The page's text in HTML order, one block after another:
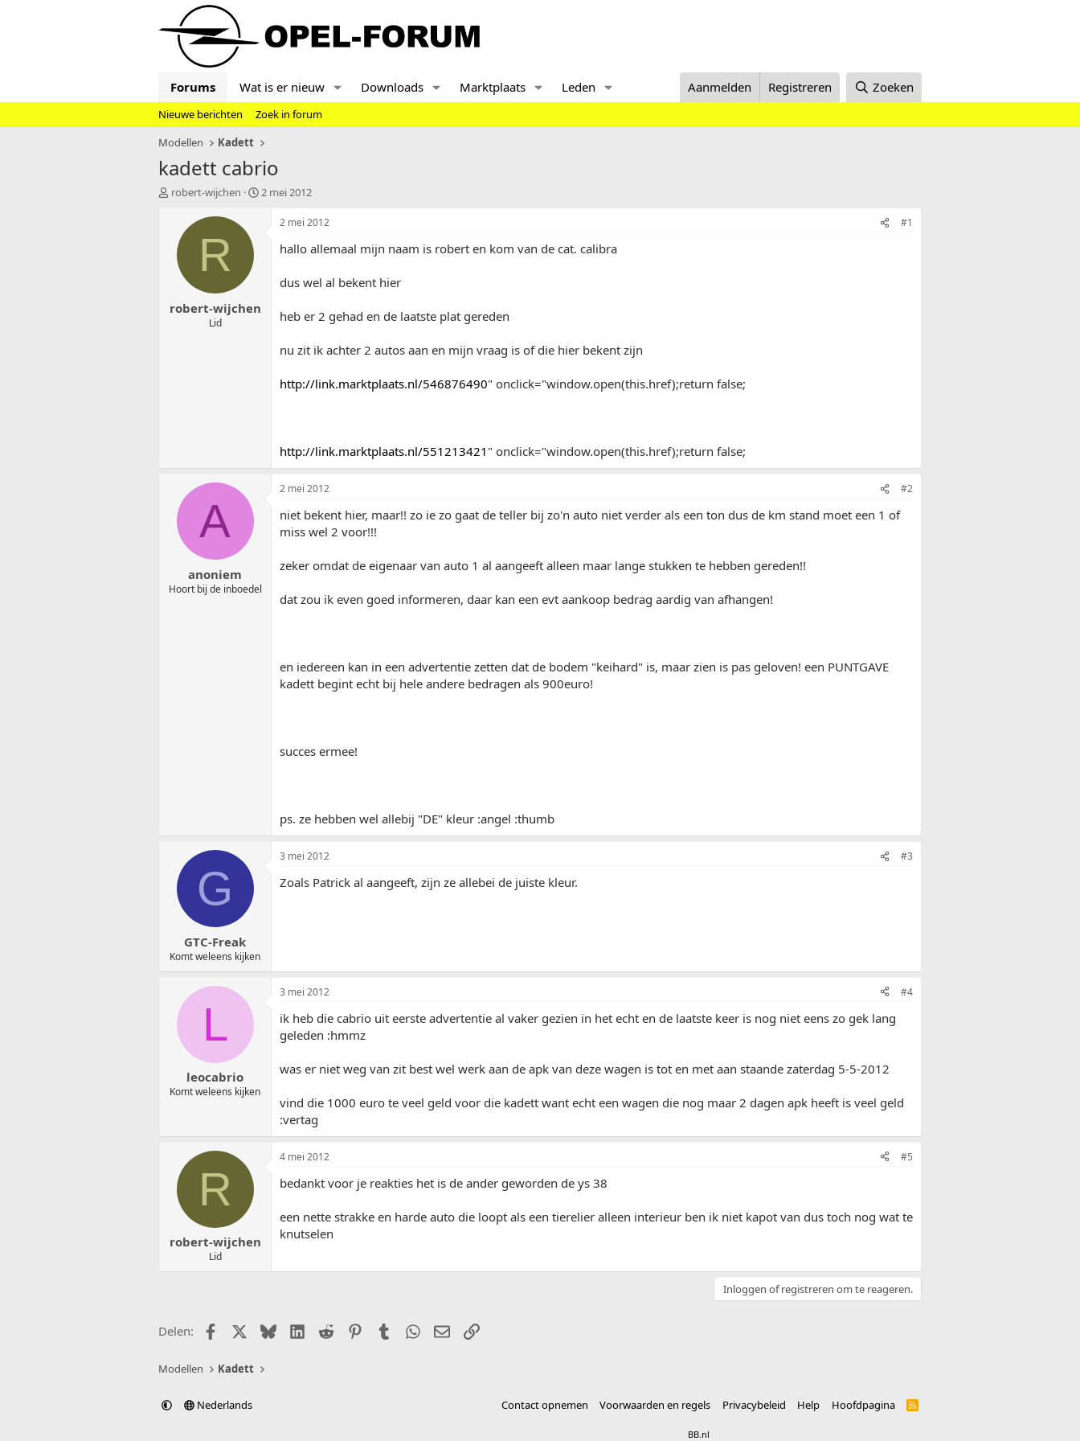
Forums Wat is er nieuw Downloads Marktplaats Leden Aanmelden Registreren Zoeken
Nieuwe berichten
Zoek in forum
Modellen
Kadett
kadett cabrio
T
r
robert-wijchen
S
2 mei 2012
R
robert-wijchen
Lid
2 mei 2012 #1
hallo allemaal mijn naam is robert en kom van de cat. calibra
dus wel al bekent hier
heb er 2 gehad en de laatste plat gereden
nu zit ik achter 2 autos aan en mijn vraag is of die hier bekent zijn
http://link.marktplaats.nl/546876490" onclick="window.open(this.href);return false;
http://link.marktplaats.nl/551213421 " onclick="window.open(this.href);return false;
A
anoniem
Hoort bij de inboedel
2 mei 2012 #2
niet bekent hier, maar!! zo ie zo gaat de teller bij zo'n auto niet verder als een ton dus de km stand moet een 1 of
miss wel 2 voor!!!
zeker omdat de eigenaar van auto 1 al aangeeft alleen maar lange stukken te hebben gereden!!
dat zou ik even goed informeren, daar kan een evt aankoop bedrag aardig van afhangen!
en iedereen kan in een advertentie zetten dat de bodem "keihard" is, maar zien is pas geloven! een PUNTGAVE
kadett begint echt bij hele andere bedragen als 900euro!
succes ermee!
ps. ze hebben wel allebij "DE" kleur :angel :thumb
G
GTC-Freak
Komt weleens kijken
3 mei 2012 #3
Zoals Patrick al aangeeft, zijn ze allebei de juiste kleur.
L
leocabrio
Komt weleens kijken
3 mei 2012 #4
ik heb die cabrio uit eerste advertentie al vaker gezien in het echt en de laatste keer is nog niet eens zo gek lang
geleden :hmmz
was er niet weg van zit best wel werk aan de apk van deze wagen is tot en met aan staande zaterdag 5-5-2012
vind die 1000 euro te veel geld voor die kadett want echt een wagen die nog maar 2 dagen apk heeft is veel geld
:vertag
R
robert-wijchen
Lid
4 mei 2012 #5
bedankt voor je reakties het is de ander geworden de ys 38
een nette strakke en harde auto die loopt als een tierelier alleen interieur ben ik niet kapot van dus toch nog wat te
knutselen
Inloggen of registreren om te reageren.
Delen: FacebookX (Twitter)
BlueskyLinkedIn
Reddit PinterestTumblr WhatsApp
E-mailLink
Modellen Kadett
Nederlands Contact opnemen Voorwaarden en regels Privacybeleid Help Hoofdpagina
R
BB.nl